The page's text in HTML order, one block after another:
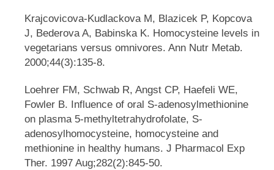
Krajcovicova-Kudlackova M, Blazicek P, Kopcova
J, Bederova A, Babinska K. Homocysteine levels in
vegetarians versus omnivores. Ann Nutr Metab.
2000;44(3):135-8.
Loehrer FM, Schwab R, Angst CP, Haefeli WE,
Fowler B. Influence of oral S-adenosylmethionine
on plasma 5-methyltetrahydrofolate, S-
adenosylhomocysteine, homocysteine and
methionine in healthy humans. J Pharmacol Exp
Ther. 1997 Aug;282(2):845-50.